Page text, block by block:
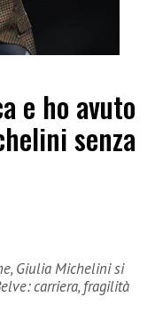
e ho avuto
senza
Giulia Michelini si
carriera, fragilità